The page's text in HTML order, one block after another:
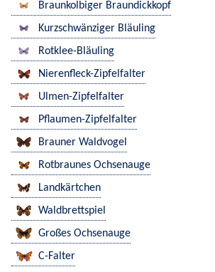
Braunkolbiger Braundickkopf
Kurzschwänziger Bläuling
Rotklee-Bläuling
Nierenfleck-Zipfelfalter
Ulmen-Zipfelfalter
Pflaumen-Zipfelfalter
Brauner Waldvogel
Rotbraunes Ochsenauge
Landkärtchen
Waldbrettspiel
Großes Ochsenauge
C-Falter